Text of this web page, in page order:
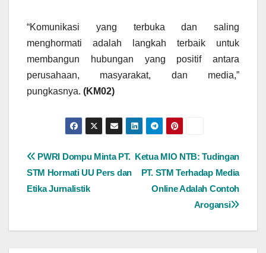
“Komunikasi yang terbuka dan saling
menghormati adalah langkah terbaik untuk
membangun hubungan yang positif antara
perusahaan, masyarakat, dan media,”
pungkasnya. (KM02)
Navigasi
pos
Ketua MIO NTB: Tudingan
PT. STM Terhadap Media
Online Adalah Contoh
Arogansi
PWRI Dompu Minta PT.
STM Hormati UU Pers dan
Etika Jurnalistik